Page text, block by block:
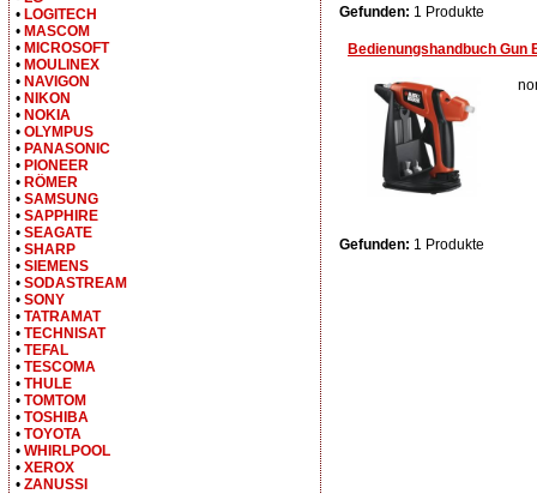
Gefunden: 1 Produkte
Bedienungshandbuch Gun
Gefunden: 1 Produkte
• LOGITECH
• MASCOM
• MICROSOFT
• MOULINEX
• NAVIGON
• NIKON
• NOKIA
• OLYMPUS
• PANASONIC
• PIONEER
• RÖMER
• SAMSUNG
• SAPPHIRE
• SEAGATE
• SHARP
• SIEMENS
• SODASTREAM
• SONY
• TATRAMAT
• TECHNISAT
• TEFAL
• TESCOMA
• THULE
• TOMTOM
• TOSHIBA
• TOYOTA
• WHIRLPOOL
• XEROX
• ZANUSSI